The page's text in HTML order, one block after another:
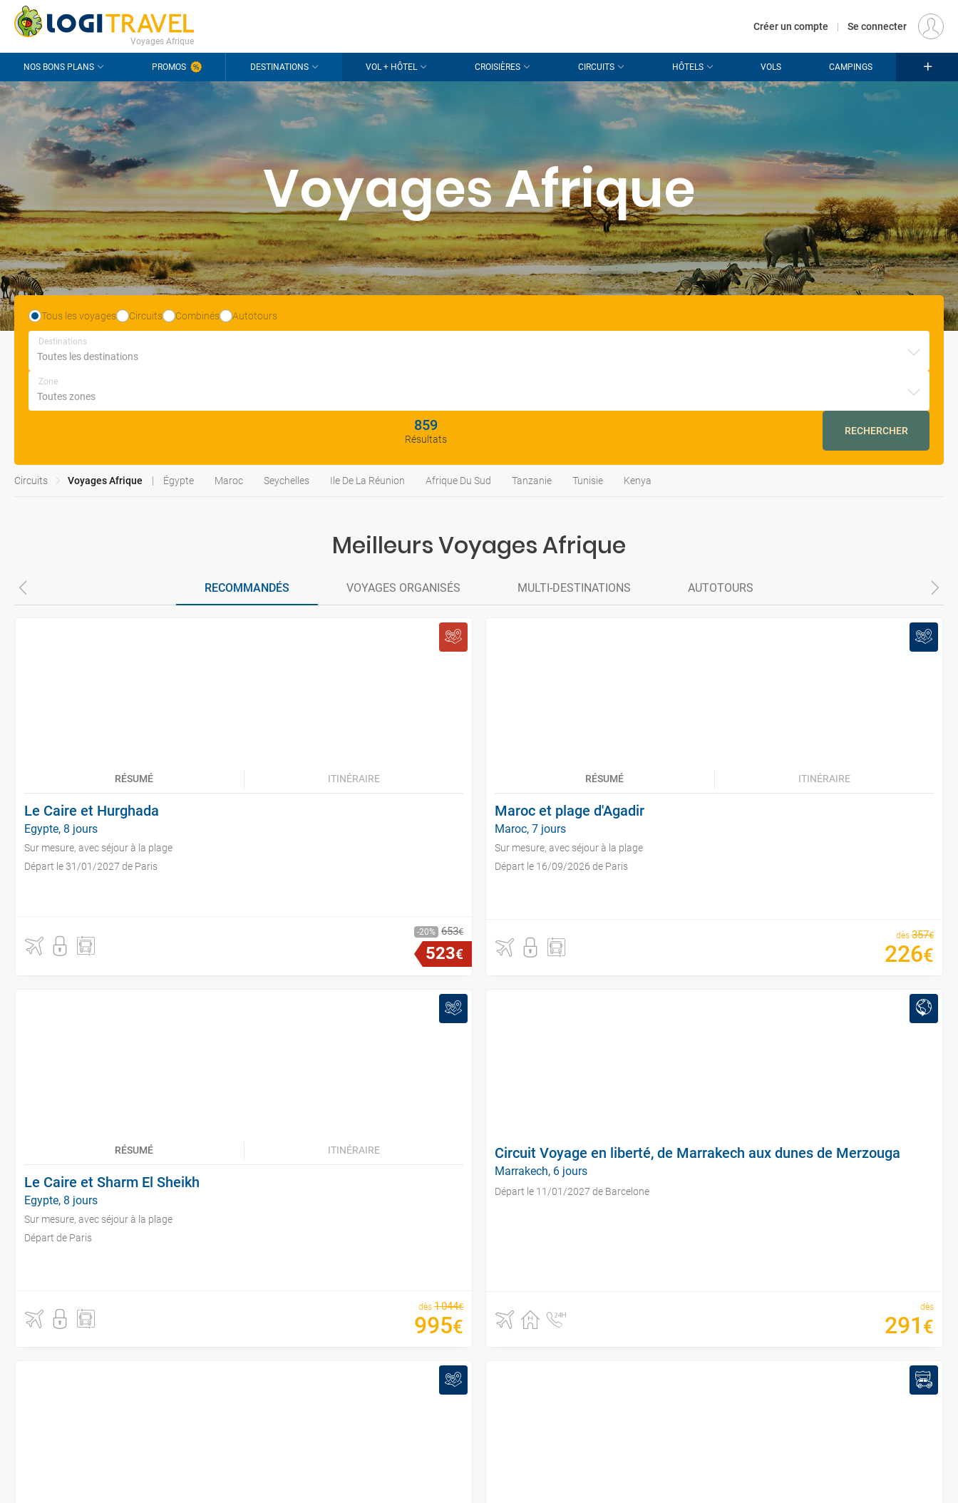
CONTACT QUESTIONS FRÉQUENTES EUR
Voyages Afrique
Créer un compte | Se connecter
NOS BONS PLANS PROMOS DESTINATIONS VOL + HÔTEL CROISIÈRES CIRCUITS HÔTELS VOLS CAMPINGS
Voyages Afrique
Tous les voyages Circuits Combinés Autotours
Destinations
Zone
859
Résultats
RECHERCHER
Circuits Voyages Afrique Égypte Maroc Seychelles Ile De La Réunion Afrique Du Sud Tanzanie Tunisie Kenya
Meilleurs Voyages Afrique
RECOMMANDÉS VOYAGES ORGANISÉS MULTI-DESTINATIONS AUTOTOURS
RÉSUMÉ ITINÉRAIRE
Le Caire et Hurghada
Egypte, 8 jours
Sur mesure, avec séjour à la plage
Départ le 31/01/2027 de Paris
20 653€
523€
RÉSUMÉ ITINÉRAIRE
Maroc et plage d'Agadir
Maroc, 7 jours
Sur mesure, avec séjour à la plage
Départ le 16/09/2026 de Paris
dès 357€
226€
RÉSUMÉ ITINÉRAIRE
Le Caire et Sharm El Sheikh
Egypte, 8 jours
Sur mesure, avec séjour à la plage
Départ de Paris
dès 1044€
995€
Circuit Voyage en liberté, de Marrakech aux dunes de Merzouga
Marrakech, 6 jours
Départ le 11/01/2027 de Barcelone
dès
291 €